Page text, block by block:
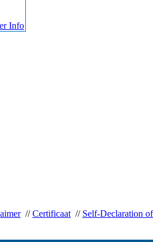
Info
//Certificaat // Self-Declaration